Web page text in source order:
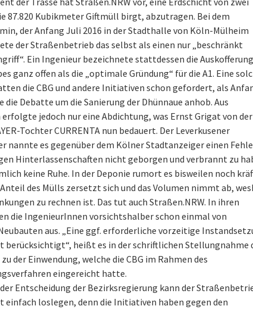
87.820 Kubikmeter Giftmüll birgt, abzutragen. Bei dem
der Anfang Juli 2016 in der Stadthalle von Köln-Mülheim
der Straßenbetrieb das selbst als einen nur „beschränkt
Ein Ingenieur bezeichnete stattdessen die
ganz offen als die „optimale Gründung“ für die A1. Eine
die CBG und andere Initiativen schon gefordert, als
die Debatte um die Sanierung der Dhünnaue anhob. Aus
jedoch nur eine Abdichtung, was Ernst Grigat von
Tochter CURRENTA nun bedauert. Der Leverkusener
nannte es gegenüber dem Kölner Stadtanzeiger einen
Hinterlassenschaften nicht geborgen und verbrannt zu
keine Ruhe. In der Deponie rumort es bisweilen noch
des Mülls zersetzt sich und das Volumen nimmt ab,
zu rechnen ist. Das tut auch Straßen.NRW. In ihren
die IngenieurInnen vorsichtshalber schon einmal von
aus. „Eine ggf. erforderliche vorzeitige
berücksichtigt“, heißt es in der schriftlichen Stellungnahme
der Einwendung, welche die CBG im Rahmen des
eingereicht hatte.
Entscheidung der Bezirksregierung kann der
einfach loslegen, denn die Initiativen haben gegen den